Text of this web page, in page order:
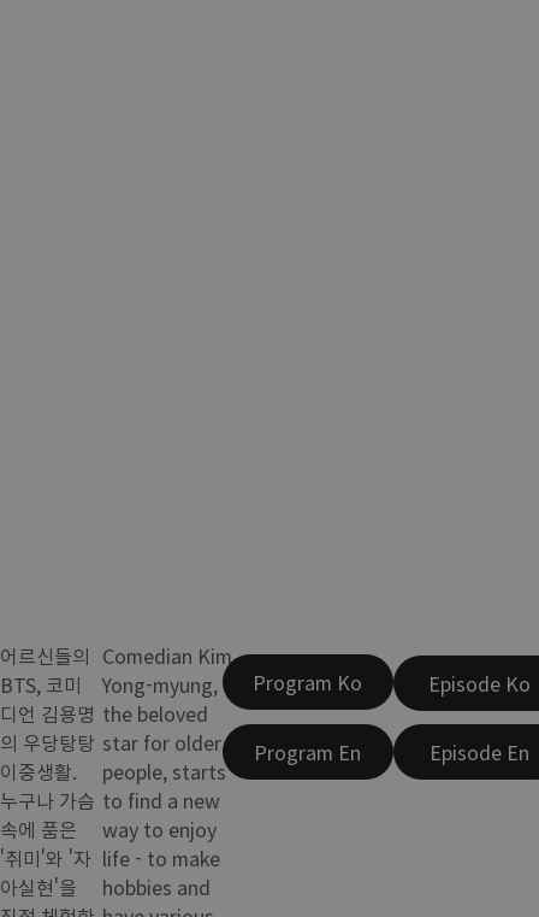
어르신들의
BTS, 코미
디언 김용명
의 우당탕탕
이중생활.
누구나 가슴
속에 품은
'취미'와 '자
아실현'을
Comedian Kim
Yong-myung,
the beloved
star for older
people, starts
to find a new
way to enjoy
life - to make
hobbies and
Program Ko
Program En
Episode Ko
Episode En